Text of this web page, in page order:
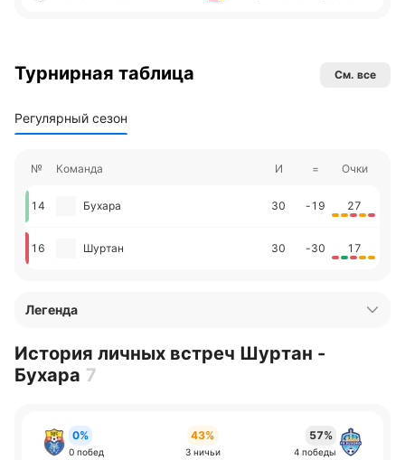
Турнирная таблица См. все
Регулярный сезон
№ Команда И = Очки
14 Бухара 30 -19 27
16 Шуртан 30 -30 17
Легенда
История личных встреч Шуртан -
Бухара 7
0%
0 побед
43%
3 ничьи
57%
4 победы